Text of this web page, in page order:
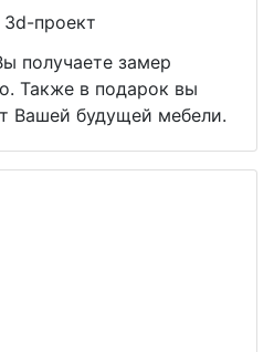
проект
получаете замер
Также в подарок вы
Вашей будущей мебели.